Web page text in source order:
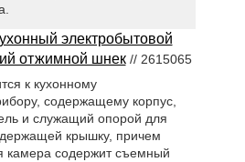
электробытовой
отжимной шнек// 2615065
к кухонному
содержащему корпус,
и служащий опорой для
крышку, причем
камера содержит съемный